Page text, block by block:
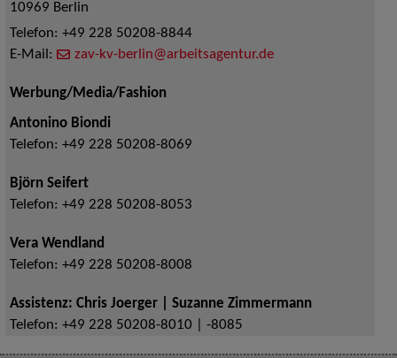
10969 Berlin
Telefon: +49 228 50208-8844
E-Mail:
zav-kv-berlin@arbeitsagentur.de
Werbung/Media/Fashion
Antonino Biondi
Telefon: +49 228 50208-8069
Björn Seifert
Telefon: +49 228 50208-8053
Vera Wendland
Telefon: +49 228 50208-8008
Assistenz: Chris Joerger | Suzanne Zimmermann
Telefon: +49 228 50208-8010 | -8085